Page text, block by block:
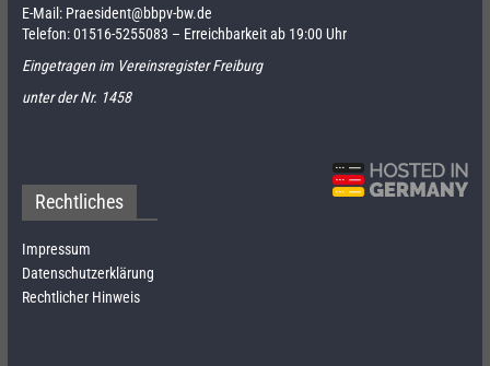
E-Mail: Praesident@bbpv-bw.de
Telefon:01516-5255083 – Erreichbarkeit ab 19:00 Uhr
Eingetragen im Vereinsregister Freiburg
unter der Nr. 1458
Rechtliches
Impressum
Datenschutzerklärung
Rechtlicher Hinweis